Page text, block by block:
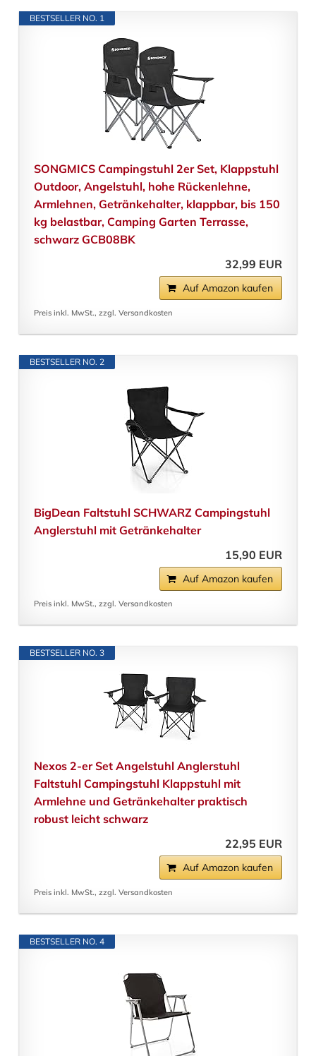
BESTSELLER NO. 1
SONGMICS Campingstuhl 2er Set, Klappstuhl
Outdoor, Angelstuhl, hohe Rückenlehne,
Armlehnen, Getränkehalter, klappbar, bis 150
kg belastbar, Camping Garten Terrasse,
schwarz GCB08BK
32,99 EUR
Auf Amazon kaufen
Preis inkl. MwSt., zzgl. Versandkosten
BESTSELLER NO. 2
BigDean Faltstuhl SCHWARZ Campingstuhl
Anglerstuhl mit Getränkehalter
15,90 EUR
Auf Amazon kaufen
Preis inkl. MwSt., zzgl. Versandkosten
BESTSELLER NO. 3
Nexos 2-er Set Angelstuhl Anglerstuhl
Faltstuhl Campingstuhl Klappstuhl mit
Armlehne und Getränkehalter praktisch
robust leicht schwarz
22,95 EUR
Auf Amazon kaufen
Preis inkl. MwSt., zzgl. Versandkosten
BESTSELLER NO. 4